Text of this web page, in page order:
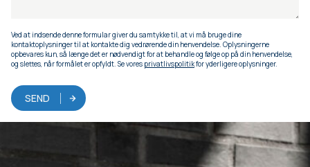
Ved at indsende denne formular giver du samtykke til, at vi må bruge dine
kontaktoplysninger til at kontakte dig vedrørende din henvendelse. Oplysningerne
opbevares kun, så længe det er nødvendigt for at behandle og følge op på din henvendelse,
og slettes, når formålet er opfyldt. Se vores privatlivspolitikfor yderligere oplysninger.